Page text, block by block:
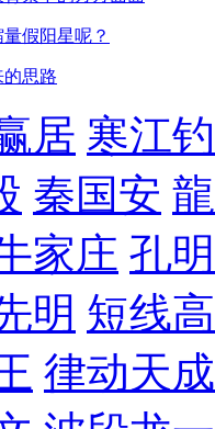
假阳星呢？
思路
居 寒江
秦国安
家庄 孔
明 短线
律动天成